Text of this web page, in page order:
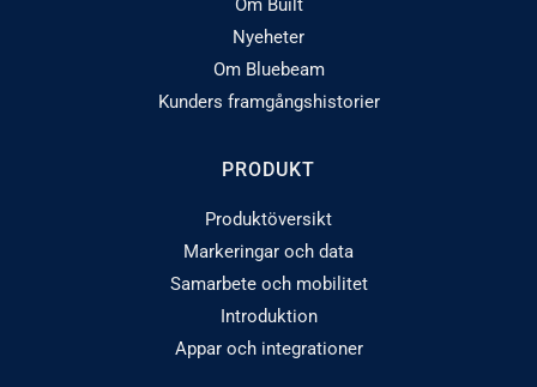
Om Built
Nyeheter
Om Bluebeam
Kunders framgångshistorier
PRODUKT
Produktöversikt
Markeringar och data
Samarbete och mobilitet
Introduktion
Appar och integrationer